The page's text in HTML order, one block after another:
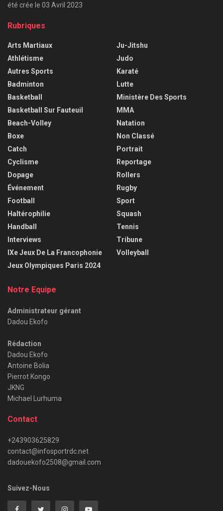
été crée le 03 Avril 2023
Rubriques
Arts Martiaux
Athlétisme
Autres Sports
Badminton
Basketball
Basketball Sur Fauteuil
Beach-Volley
Boxe
Catch
Cyclisme
Dopage
Événement
Football
Haltérophilie
Handball
Interviews
IXe Jeux De La Francophonie
Jeux Olympiques Paris 2024
Ju-Jitshu
Judo
Karaté
Lutte
Ministère Des Sports
MMA
Natation
Non Classé
Portrait
Reportage
Rollers
Rugby
Sport
Squash
Tennis
Tribune
Volleyball
Notre Equipe
Administrateur gérant
Dadou Ekofo
Rédaction
Dadou Ekofo
Antoine Bolia
Pierrot Kongo
JKNG
Michael Lurhuma
Contact
+243903625829
contact@infosportrdc.net
dadouekofo2508@gmail.com
Suivez-Nous